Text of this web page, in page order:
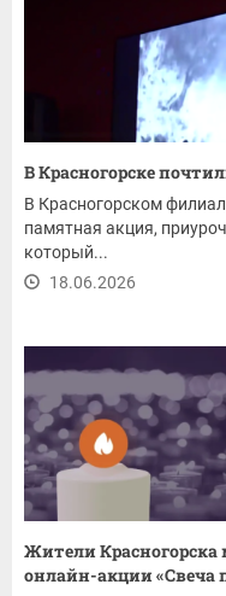
В Красногорске
В Красногорском
памятная акция,
который...
18.06.2026
Жители Красногорска
онлайн-акции «Свеча